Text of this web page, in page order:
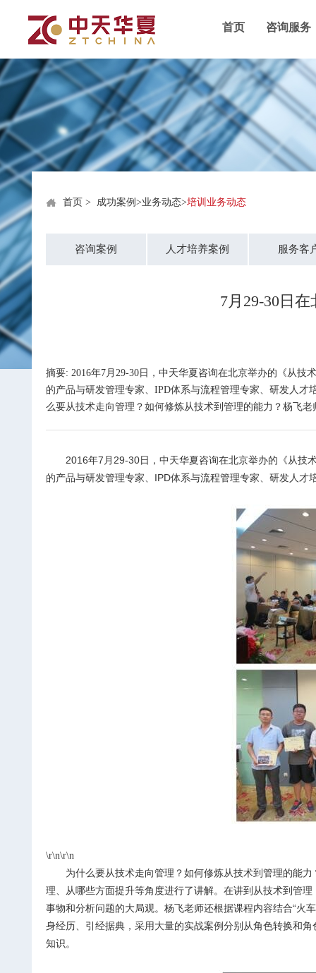
首页 咨询服务
首页 > 成功案例 >业务动态>培训业务动态
咨询案例 人才培养案例 服务客
7月29-30日
摘要: 2016年7月29-30日，中天华夏咨询在北京举办的《从
的产品与研发管理专家、IPD体系与流程管理专家、研发人
么要从技术走向管理？如何修炼从技术到管理的能力？杨飞
2016年7 月 29-30日，中天华夏咨询在北京举办的《从技
的产品与研发管理专家、 IPD体系与流程管理专家、研发人才
\r\n\r\n
为什么要从技术走向管理？如何修炼从技术到管理的能
理、从哪些方面提升等角度进行了讲解。在讲到从技术到管
事物和分析问题的大局观。杨飞老师还根据课程内容结合“火
身经历、引经据典，采用大量的实战案例分别从角色转换和
知识。